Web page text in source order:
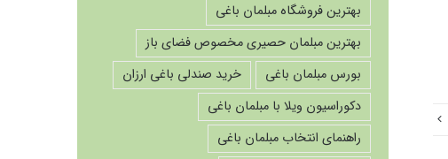
بهترین فروشگاه مبلمان باغی
بهترین مبلمان حصیری مخصوص فضای باز
بورس مبلمان باغی
خرید صندلی باغی ارزان
دکوراسیون ویلا با مبلمان باغی
راهنمای انتخاب مبلمان باغی